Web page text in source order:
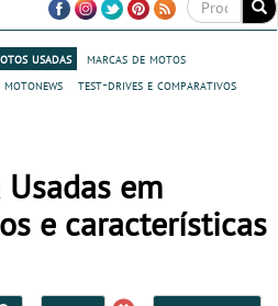
usadas
marcas de motos
motonews
test-drives e comparativos
em
e características